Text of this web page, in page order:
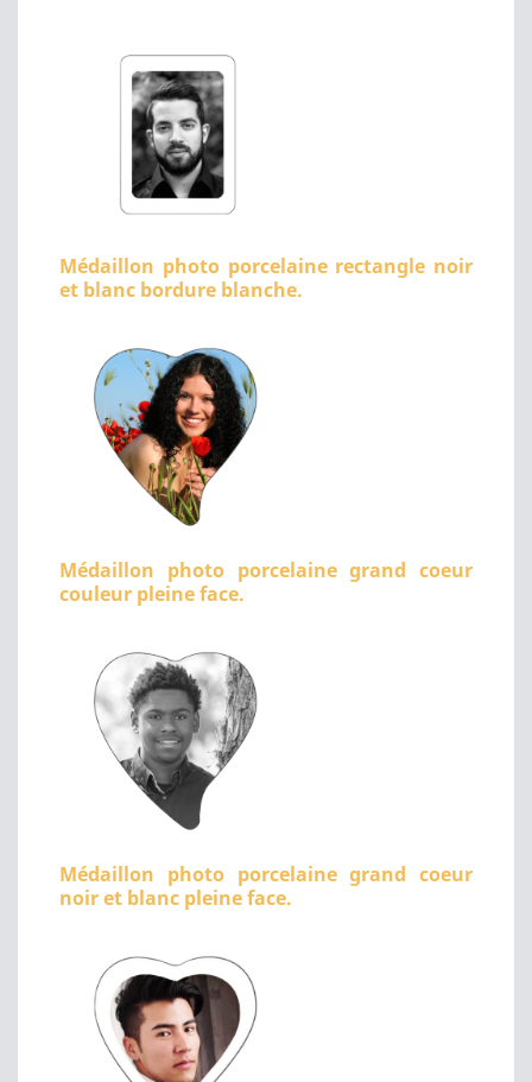
Médaillon photo porcelaine rectangle noir
et blanc bordure blanche.
Médaillon photo porcelaine grand coeur
couleur pleine face.
Médaillon photo porcelaine grand coeur
noir et blanc pleine face.